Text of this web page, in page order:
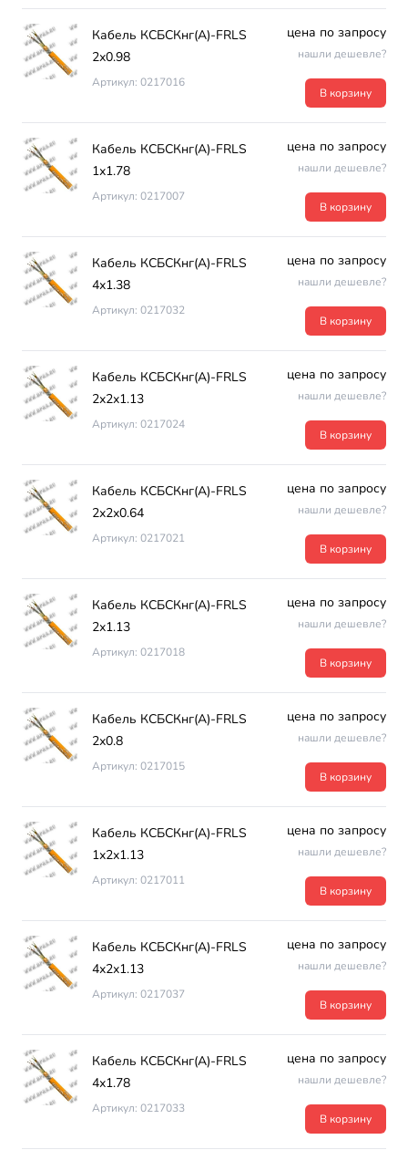
Кабель КСБСКнг(А)-FRLS
2х0.98
Артикул: 0217016
цена по запросу
нашли дешевле?
В корзину
Кабель КСБСКнг(А)-FRLS
1х1.78
Артикул: 0217007
цена по запросу
нашли дешевле?
В корзину
Кабель КСБСКнг(А)-FRLS
4х1.38
Артикул: 0217032
цена по запросу
нашли дешевле?
В корзину
Кабель КСБСКнг(А)-FRLS
2х2х1.13
Артикул: 0217024
цена по запросу
нашли дешевле?
В корзину
Кабель КСБСКнг(А)-FRLS
2х2х0.64
Артикул: 0217021
цена по запросу
нашли дешевле?
В корзину
Кабель КСБСКнг(А)-FRLS
2х1.13
Артикул: 0217018
цена по запросу
нашли дешевле?
В корзину
Кабель КСБСКнг(А)-FRLS
2х0.8
Артикул: 0217015
цена по запросу
нашли дешевле?
В корзину
Кабель КСБСКнг(А)-FRLS
1х2х1.13
Артикул: 0217011
цена по запросу
нашли дешевле?
В корзину
Кабель КСБСКнг(А)-FRLS
4х2х1.13
Артикул: 0217037
цена по запросу
нашли дешевле?
В корзину
Кабель КСБСКнг(А)-FRLS
4х1.78
Артикул: 0217033
цена по запросу
нашли дешевле?
В корзину